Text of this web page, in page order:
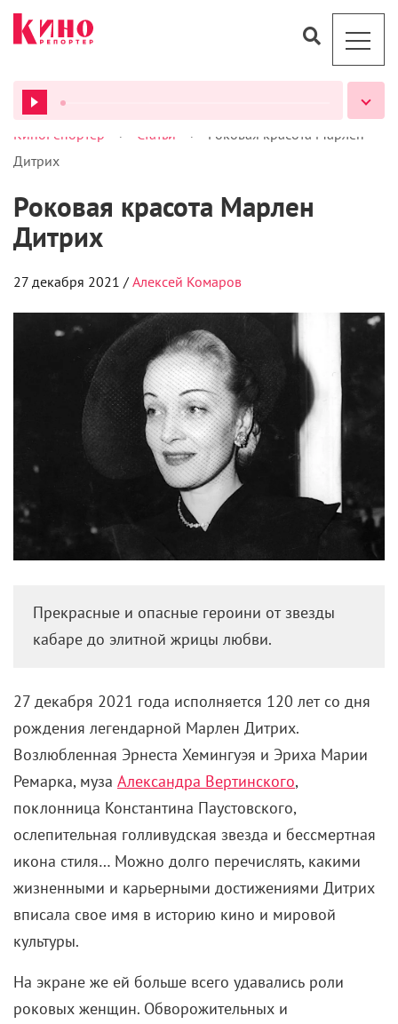
ВСЕ ПОДКАСТЫ
КиноРепортер > Статьи >
Роковая красота Марлен
Дитрих
Роковая красота Марлен
Дитрих
27 декабря 2021 / Алексей Комаров
Прекрасные и опасные героини от звезды
кабаре до элитной жрицы любви.
27 декабря 2021 года исполняется 120 лет со дня
рождения легендарной Марлен Дитрих.
Возлюбленная Эрнеста Хемингуэя и Эриха Марии
Ремарка, муза Александра Вертинского,
поклонница Константина Паустовского,
ослепительная голливудская звезда и бессмертная
икона стиля… Можно долго перечислять, какими
жизненными и карьерными достижениями Дитрих
вписала свое имя в историю кино и мировой
культуры.
На экране же ей больше всего удавались роли
роковых женщин. Обворожительных и